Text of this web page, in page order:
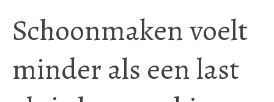
Schoonmaken voelt
minder als een last